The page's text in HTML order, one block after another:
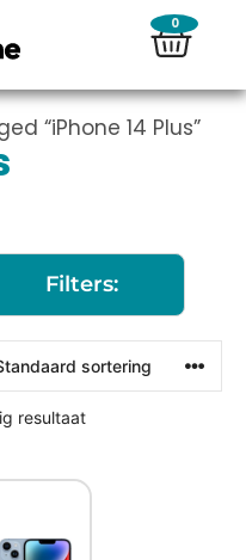
0
“iPhone 14 Plus”
Filters:
resultaat